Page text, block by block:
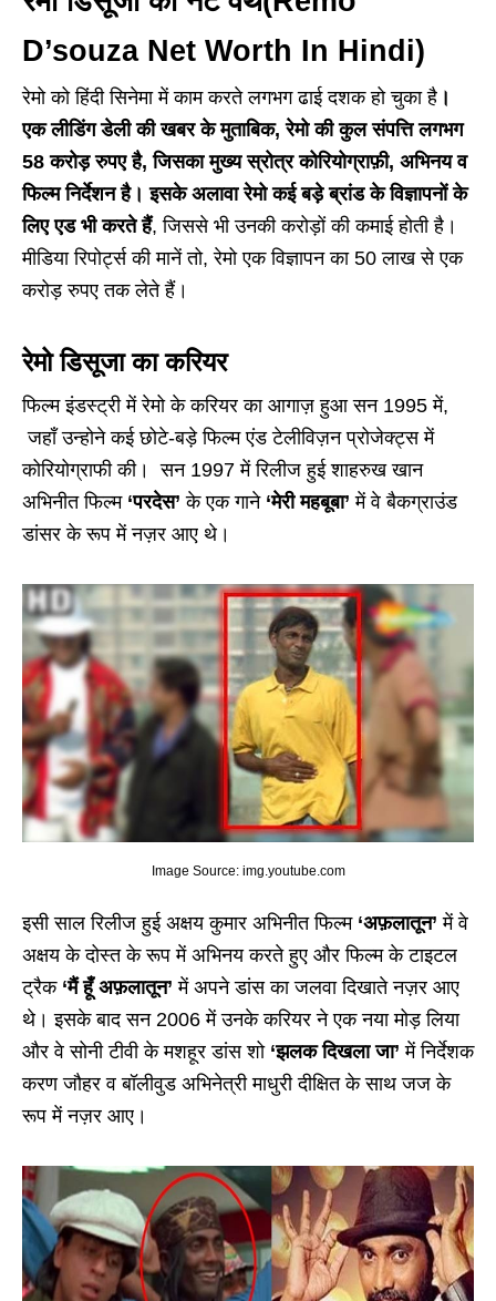
D’souza Net Worth In Hindi)
रेमो को हिंदी सिनेमा में काम करते लगभग ढाई दशक हो चुका है ।
एक लीडिंग डेली की खबर के मुताबिक, रेमो की कुल संपत्ति लगभग
58 करोड़ रुपए है, जिसका मुख्य स्रोत्र कोरियोग्राफ़ी, अभिनय व
फिल्म निर्देशन है। इसके अलावा रेमो कई बड़े ब्रांड के विज्ञापनों के
लिए एड भी करते हैं, जिससे भी उनकी करोड़ों की कमाई होती है।
मीडिया रिपोर्ट्स की मानें तो, रेमो एक विज्ञापन का 50 लाख से एक
करोड़ रुपए तक लेते हैं।
रेमो डिसूजा का करियर
फिल्म इंडस्ट्री में रेमो के करियर का आगाज़ हुआ सन 1995 में,
जहाँ उन्होने कई छोटे-बड़े फिल्म एंड टेलीविज़न प्रोजेक्ट्स में
कोरियोग्राफी की। सन 1997 में रिलीज हुई शाहरुख खान
अभिनीत फिल्म ‘परदेस’के एक गाने ‘मेरी महबूबा’में वे बैकग्राउंड
डांसर के रूप में नज़र आए थे।
Image Source: img.youtube.com
इसी साल रिलीज हुई अक्षय कुमार अभिनीत फिल्म ‘अफ़लातून’ में वे
अक्षय के दोस्त के रूप में अभिनय करते हुए और फिल्म के टाइटल
ट्रैक ‘मैं हूँ अफ़लातून’ में अपने डांस का जलवा दिखाते नज़र आए
थे। इसके बाद सन 2006 में उनके करियर ने एक नया मोड़ लिया
और वे सोनी टीवी के मशहूर डांस शो ‘झलक दिखला जा’ में निर्देशक
करण जौहर व बॉलीवुड अभिनेत्री माधुरी दीक्षित के साथ जज के
रूप में नज़र आए।